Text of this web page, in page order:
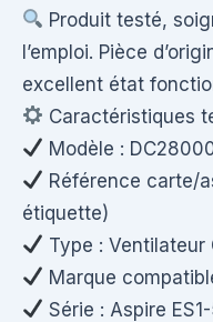
Produit testé,
l’emploi. Pièce
excellent état
Caractéristiques
Modèle :
Référence carte/
étiquette)
Type : Ventilateur
Marque
Série : Aspire